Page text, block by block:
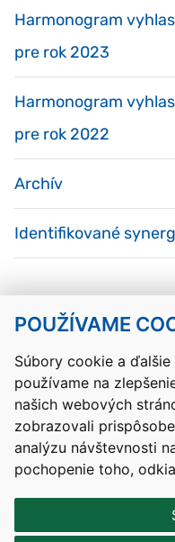
POUŽÍVAME
Súbory cookie a
používame na
našich webových
zobrazovali
analýzu návštevnosti
pochopenie toho,
Harmonogram
pre rok 2023
Harmonogram
pre rok 2022
Archív
Identifikované
Kontakty Mapa stránky
Nastavenia cookies
Prevádzkovateľom služby
vývoja a mládeže